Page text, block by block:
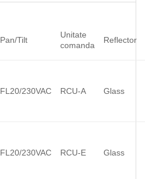
Pan/Tilt
Unitate
comanda
Reflector
FL20/230VAC RCU-A Glass
FL20/230VAC RCU-E Glass